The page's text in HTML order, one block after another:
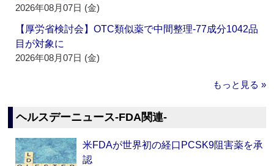
2026年08月07日 (金)
【厚労省検討会】OTC類似薬で中間整理‐77成分1042品
目が対象に
2026年08月07日 (金)
もっと見る »
ヘルスデーニュース‐FDA関連‐
米FDAが世界初の経口PCSK9阻害薬を承
認